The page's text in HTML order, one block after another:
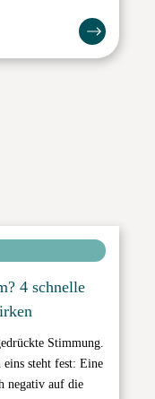
4 schnelle
Stimmung.
steht fest: Eine
negativ auf die